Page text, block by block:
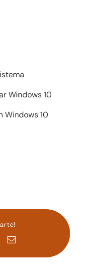
Windows 10
Windows 10
PinterestCorreo